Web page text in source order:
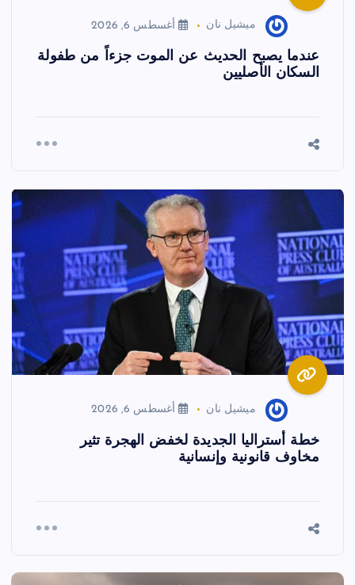
ميشيل نان أغسطس 6, 2026
عندما يصبح الحديث عن الموت جزءاً من طفولة
السكان الأصليين
ميشيل نان أغسطس 6, 2026
خطة أستراليا الجديدة لخفض الهجرة تثير
مخاوف قانونية وإنسانية